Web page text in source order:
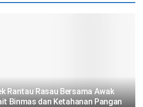
Rantau Rasau Bersama Awak
Binmas dan Ketahanan Pangan